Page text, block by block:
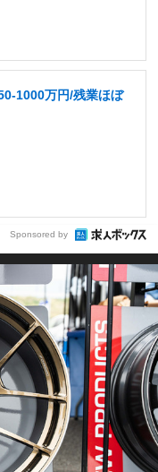
1000万円/残業ほぼ
Sponsored by